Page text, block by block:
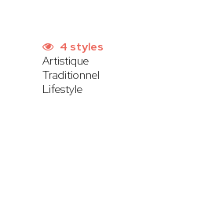
4 styles
Artistique
Traditionnel
Lifestyle